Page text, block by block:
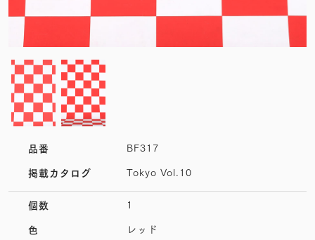
品番 BF317
掲載カタログ Tokyo Vol.10
個数 1
色 レッド